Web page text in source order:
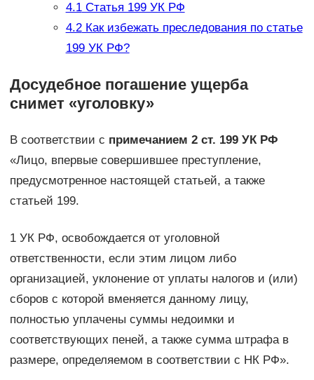
4.1Статья 199 УК РФ
4.2Как избежать преследования по статье
199 УК РФ?
Досудебное погашение ущерба
снимет «уголовку»
В соответствии с примечанием 2 ст. 199 УК РФ
«Лицо, впервые совершившее преступление,
предусмотренное настоящей статьей, а также
статьей 199.
1 УК РФ, освобождается от уголовной
ответственности, если этим лицом либо
организацией, уклонение от уплаты налогов и (или)
сборов с которой вменяется данному лицу,
полностью уплачены суммы недоимки и
соответствующих пеней, а также сумма штрафа в
размере, определяемом в соответствии с НК РФ».